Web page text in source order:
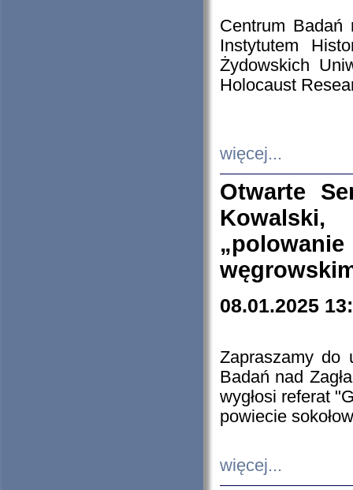
Centrum Badań
Instytutem
Żydowskich
Holocaust
więcej...
Otwarte
08.01.2025
Zapraszamy do
Badań nad
wygłosi referat
powiecie
więcej...